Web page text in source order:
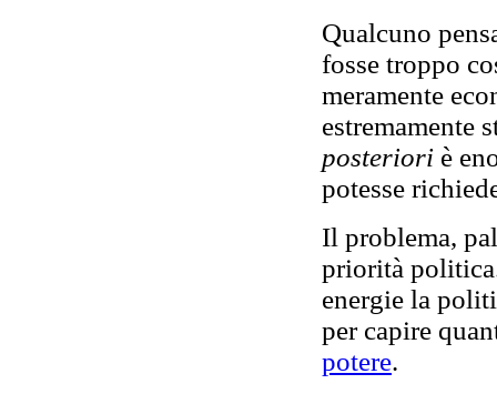
Qualcuno
fosse troppo
meramente
posteriori è
potesse
Il problema,
priorità
energie la
per capire
potere.